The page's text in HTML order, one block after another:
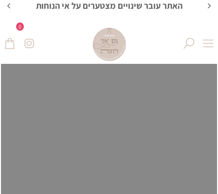
האתר עובר שינויים מצטערים על אי הנוחות
0